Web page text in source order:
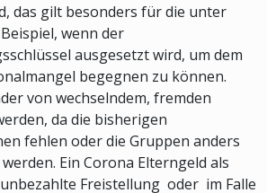
das gilt besonders für die unter
wenn der
ausgesetzt wird, um dem
begegnen zu können.
von wechselndem, fremden
da die bisherigen
fehlen oder die Gruppen anders
Ein Corona Elterngeld als
Freistellung oder im Falle